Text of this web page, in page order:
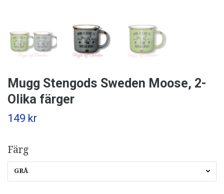
Mugg Stengods Sweden Moose, 2-
Olika färger
149 kr
Färg
GRÅ